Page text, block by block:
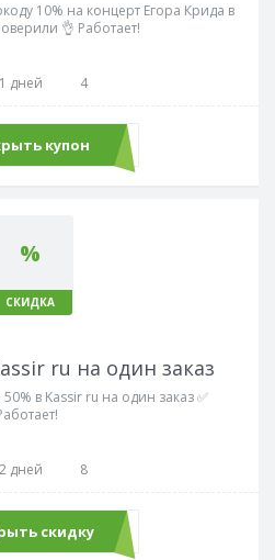
10% на концерт Егора Крида в
👌 Работает!
дней 4
купонКРИД10
%
СКИДКА
ru на один заказ
в Kassir ru на один заказ ✅
дней 8
скидку